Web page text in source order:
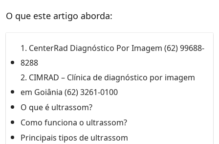
O que este artigo aborda:
1. CenterRad Diagnóstico Por Imagem (62) 99688-
8288
2. CIMRAD – Clínica de diagnóstico por imagem
em Goiânia (62) 3261-0100
O que é ultrassom?
Como funciona o ultrassom?
Principais tipos de ultrassom